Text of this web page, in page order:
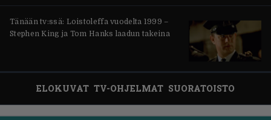
Tänään tv:ssä: Loistoleffa vuodelta 1999 –
Stephen King ja Tom Hanks laadun takeina
ELOKUVAT TV-OHJELMAT SUORATOISTO